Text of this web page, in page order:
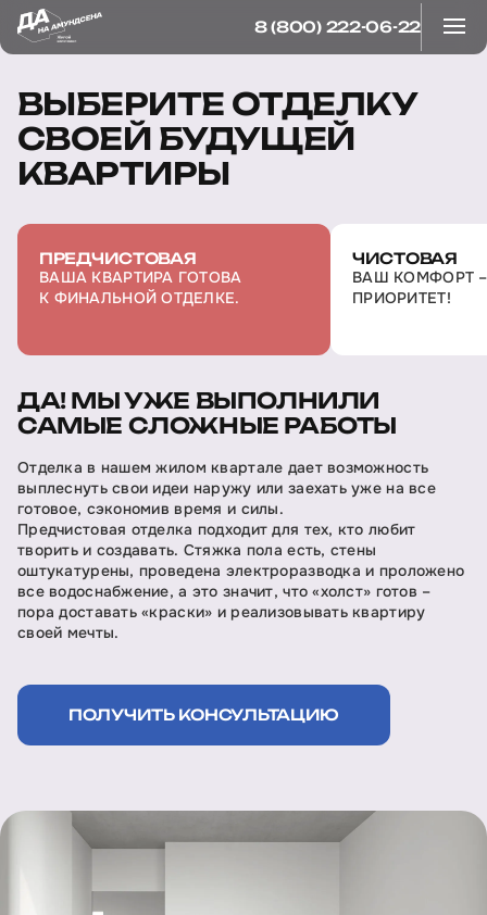
8 (800) 222-06-22
ВЫБЕРИТЕ ОТДЕЛКУ
СВОЕЙ БУДУЩЕЙ
КВАРТИРЫ
ПРЕДЧИСТОВАЯ
ВАША КВАРТИРА ГОТОВА
К ФИНАЛЬНОЙ ОТДЕЛКЕ.
ЧИСТОВАЯ
ВАШ КОМФОРТ
ПРИОРИТЕТ!
ДА! МЫ УЖЕ ВЫПОЛНИЛИ
САМЫЕ СЛОЖНЫЕ РАБОТЫ
Отделка в нашем жилом квартале дает возможность
выплеснуть свои идеи наружу или заехать уже на все
готовое, сэкономив время и силы.
Предчистовая отделка подходит для тех, кто любит
творить и создавать. Стяжка пола есть, стены
оштукатурены, проведена электроразводка и проложено
все водоснабжение, а это значит, что «холст» готов –
пора доставать «краски» и реализовывать квартиру
своей мечты.
ПОЛУЧИТЬ КОНСУЛЬТАЦИЮ